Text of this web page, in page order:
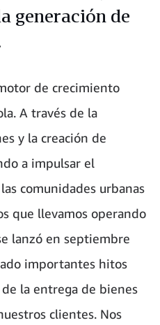
generación de
de crecimiento
A través de la
y la creación de
a impulsar el
comunidades urbanas
que llevamos operando
lanzó en septiembre
importantes hitos
la entrega de bienes
clientes. Nos